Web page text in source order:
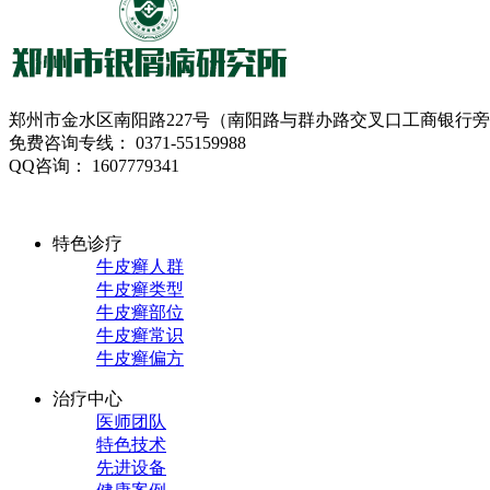
郑州市金水区南阳路227号（南阳路与群办路交叉口工商银行
免费咨询专线： 0371-55159988
QQ咨询： 1607779341
特色诊疗
牛皮癣人群
牛皮癣类型
牛皮癣部位
牛皮癣常识
牛皮癣偏方
治疗中心
医师团队
特色技术
先进设备